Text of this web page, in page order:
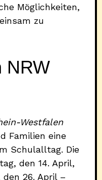
Möglichkeiten,
zu
NRW
Westfalen
Familien eine
Schulalltag. Die
den 14. April,
26. April –